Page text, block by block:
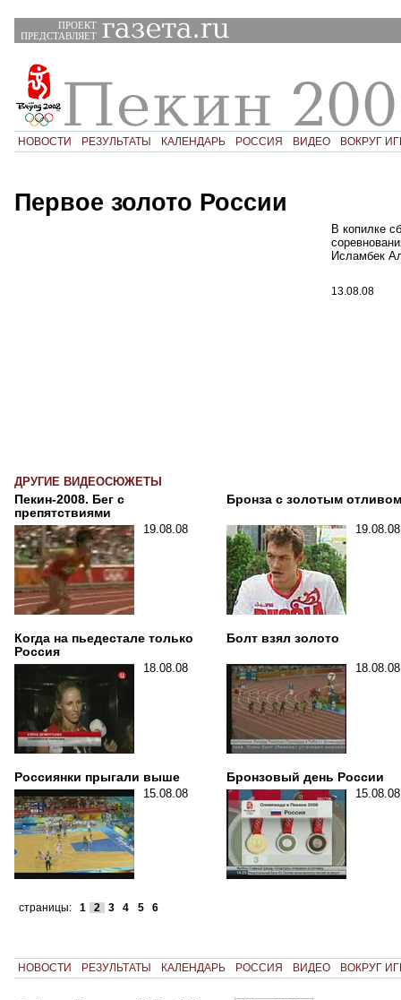
ПРОЕКТ
ПРЕДСТАВЛЯЕТ
НОВОСТИ РЕЗУЛЬТАТЫ КАЛЕНДАРЬ РОССИЯ ВИДЕО ВОКРУГ
Первое золото России
В копилке
Исламбек
13.08.08
ДРУГИЕ ВИДЕОСЮЖЕТЫ
Пекин-2008. Бег с
препятствиями
Бронза с золотым отливом
19.08.08 19.08.08
Когда на пьедестале только
Россия
Болт взял золото
18.08.08 18.08.08
Россиянки прыгали выше
Бронзовый день России
15.08.08
15.08.08
страницы: 1 2 3 4 5 6
НОВОСТИ РЕЗУЛЬТАТЫ КАЛЕНДАРЬ РОССИЯ ВИДЕО ВОКРУГ